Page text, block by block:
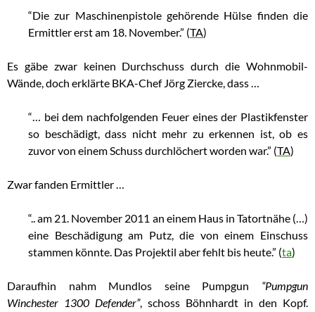
“Die zur Maschinenpistole gehörende Hülse finden die
Ermittler erst am 18. November.” (TA)
Es gäbe zwar keinen Durchschuss durch die Wohnmobil-
Wände, doch erklärte BKA-Chef Jörg Ziercke, dass …
“… bei dem nachfolgenden Feuer eines der Plastikfenster
so beschädigt, dass nicht mehr zu erkennen ist, ob es
zuvor von einem Schuss durchlöchert worden war.” (TA)
Zwar fanden Ermittler …
“.. am 21. November 2011 an einem Haus in Tatortnähe (…)
eine Beschädigung am Putz, die von einem Einschuss
stammen könnte. Das Projektil aber fehlt bis heute.” (ta)
Daraufhin nahm Mundlos seine Pumpgun “Pumpgun
Winchester 1300 Defender”, schoss Böhnhardt in den Kopf.